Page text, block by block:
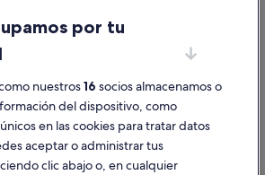
y cómo denunciar contenido
por tu
nuestros16 socios almacenamos o
del dispositivo, como
en las cookies para tratar datos
aceptar o administrar tus
clic abajo o, en cualquier